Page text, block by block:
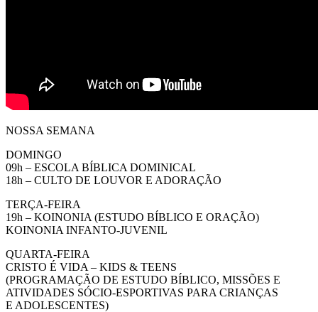
NOSSA SEMANA
DOMINGO
09h – ESCOLA BÍBLICA DOMINICAL
18h – CULTO DE LOUVOR E ADORAÇÃO
TERÇA-FEIRA
19h – KOINONIA (ESTUDO BÍBLICO E ORAÇÃO)
KOINONIA INFANTO-JUVENIL
QUARTA-FEIRA
CRISTO É VIDA – KIDS & TEENS
(PROGRAMAÇÃO DE ESTUDO BÍBLICO, MISSÕES E
ATIVIDADES SÓCIO-ESPORTIVAS PARA CRIANÇAS
E ADOLESCENTES)